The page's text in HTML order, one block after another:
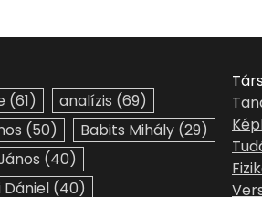
(61) analízis (69)
(50) Babits Mihály (29)
(40)
Dániel (40)